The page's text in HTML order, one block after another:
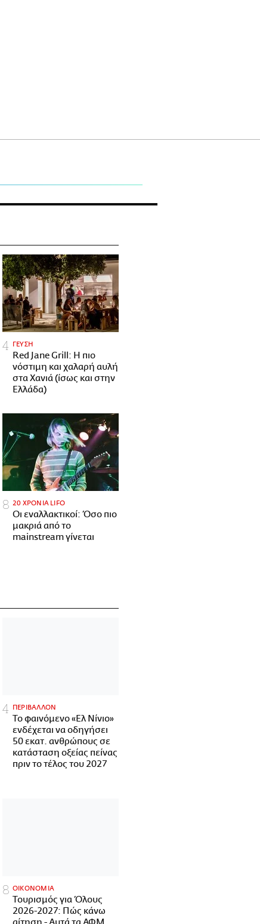
ΓΕΥΣΗ
Red Jane Grill: Η πιο
νόστιμη και χαλαρή αυλή
στα Χανιά (ίσως και στην
Ελλάδα)
20 ΧΡΟΝΙΑ LIFO
Οι εναλλακτικοί: Όσο πιο
μακριά από το
mainstream γίνεται
ΠΕΡΙΒΑΛΛΟΝ
Το φαινόμενο «Ελ Νίνιο»
ενδέχεται να οδηγήσει
50 εκατ. ανθρώπους σε
κατάσταση οξείας πείνας
πριν το τέλος του 2027
ΟΙΚΟΝΟΜΙΑ
Τουρισμός για Όλους
2026-2027: Πώς κάνω